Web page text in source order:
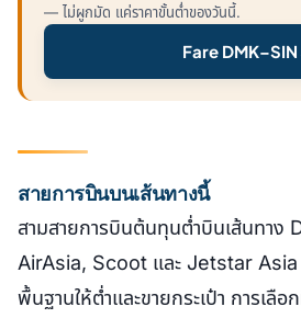
— ไม่ผูกมัด แค่ราคาขั้นต่ำของวันนี้.
Fare DMK–SIN
สายการบินบนเส้นทางนี้
สามสายการบินต้นทุนต่ำบินเส้นทาง
AirAsia, Scoot และ Jetstar Asia
พื้นฐานให้ต่ำและขายกระเป๋า การเลือ